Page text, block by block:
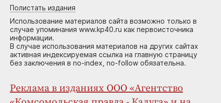
Полистать издания
Использование материалов сайта возможно только в
случае упоминания www.kp40.ru как первоисточника
информации.
В случае использования материалов на других сайтах
активная индексируемая ссылка на главную страницу
без заключения в no-index, no-follow обязательна.
Реклама в изданиях ООО «Агентство